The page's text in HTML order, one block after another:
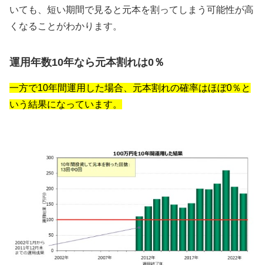
いても、短い期間で見ると元本を割ってしまう可能性が高
くなることがわかります。
運用年数10年なら元本割れは0％
一方で10年間運用した場合、元本割れの確率はほぼ0％と
いう結果になっています。